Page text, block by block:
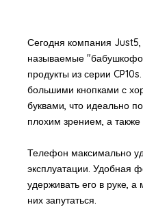
Сегодня компания
называемые
продукты из серии
большими кнопками с
буквами, что идеально
плохим зрением, а
Телефон максимально
эксплуатации. Удобная
удерживать его в руке,
них запутаться.